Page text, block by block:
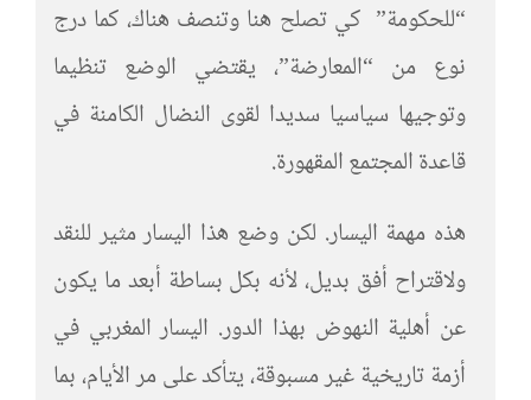
“للحكومة” كي تصلح هنا وتنصف هناك، كما درج
نوع من “المعارضة”، يقتضي الوضع تنظيما
وتوجيها سياسيا سديدا لقوى النضال الكامنة في
قاعدة المجتمع المقهورة.
هذه مهمة اليسار. لكن وضع هذا اليسار مثير للنقد
ولاقتراح أفق بديل، لأنه بكل بساطة أبعد ما يكون
عن أهلية النهوض بهذا الدور. اليسار المغربي في
أزمة تاريخية غير مسبوقة، يتأكد على مر الأيام، بما